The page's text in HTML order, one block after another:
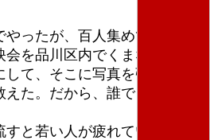
ったが、百人集めて、最後
を品川区内でくまなくやっ
て、そこに写真を張り付け
た。だから、誰でも上映会
と若い人が疲れていて、し